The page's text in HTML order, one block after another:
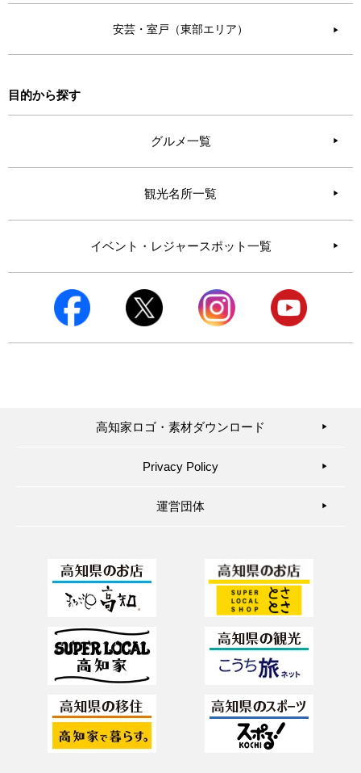
安芸・室戸（東部エリア） ▶︎
目的から探す
グルメ一覧
観光名所一覧
イベント・レジャースポット一覧
高知家ロゴ・素材ダウンロード ▶︎
Privacy Policy ▶︎
運営団体 ▶︎